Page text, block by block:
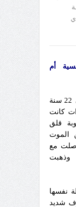
أم
السلام عليكم، إني نور عمري 22 سنة
قبل 4 سنوات كانت
قلق
مع
وذهبت
نفسها
شديد